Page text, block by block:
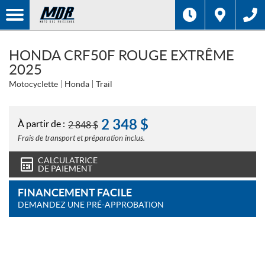
HONDA CRF50F ROUGE EXTRÊME
2025
Motocyclette Honda Trail
À partir de : 2 848$ 2 348 $
Frais de transport et préparation inclus.
CALCULATRICE
DE PAIEMENT
FINANCEMENT FACILE
DEMANDEZ UNE PRÉ-APPROBATION